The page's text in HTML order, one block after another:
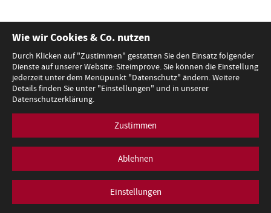
Wie wir Cookies & Co. nutzen
Durch Klicken auf "Zustimmen" gestatten Sie den Einsatz folgender
Dienste auf unserer Website: Siteimprove. Sie können die Einstellung
jederzeit unter dem Menüpunkt "Datenschutz" ändern. Weitere
Details finden Sie unter "Einstellungen" und in unserer
Datenschutzerklärung.
Zustimmen
Ablehnen
Einstellungen